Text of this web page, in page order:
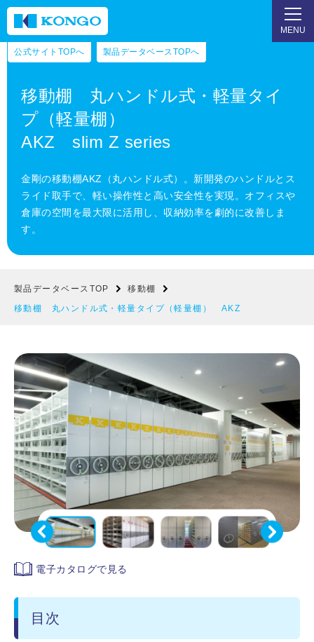
公式サイトTOPへ 製品データベースTOPへ
MENU
移動棚 丸ハンドル式・軽量タイ
プ（軽量棚）
AKZ slim Z series
金剛の移動棚AKZ（丸ハンドル式）。新開発のハンドルとス
ライド取手で、軽い操作性と高い安全性を実現。オフィスや
倉庫の空間を最大限に活用し、収納効率を劇的に改善しま
す。
製品データベースTOP
移動棚
移動棚 丸ハンドル式・軽量タイプ（軽量棚） AKZ
電子カタログで見る
目次